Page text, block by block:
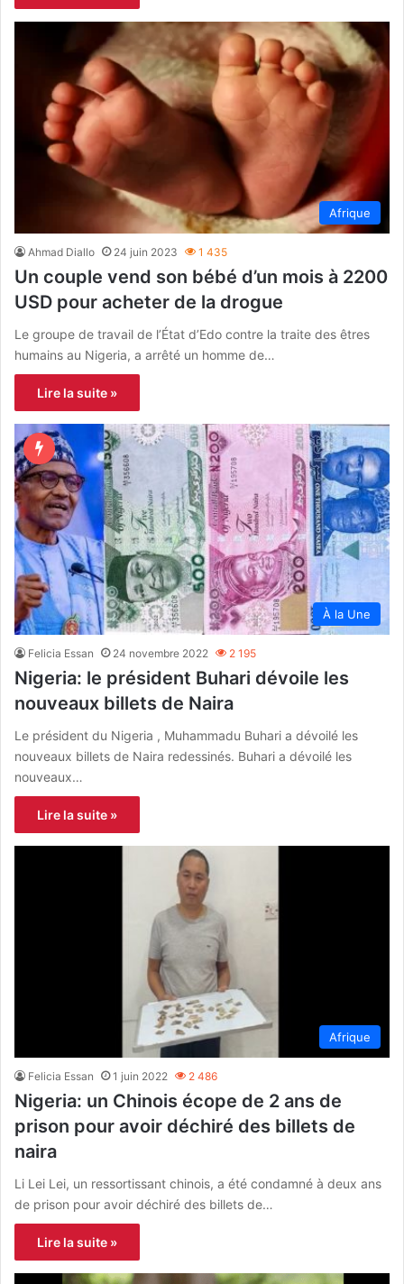
Afrique
Ahmad Diallo 24 juin 2023 1 435
Un couple vend son bébé d’un mois à 2200
USD pour acheter de la drogue
Le groupe de travail de l’État d’Edo contre la traite des êtres
humains au Nigeria, a arrêté un homme de…
Lire la suite »
À la Une
Felicia Essan 24 novembre 2022 2 195
Nigeria: le président Buhari dévoile les
nouveaux billets de Naira
Le président du Nigeria , Muhammadu Buhari a dévoilé les
nouveaux billets de Naira redessinés. Buhari a dévoilé les
nouveaux…
Lire la suite »
Afrique
Felicia Essan 1 juin 2022 2 486
Nigeria: un Chinois écope de 2 ans de
prison pour avoir déchiré des billets de
naira
Li Lei Lei, un ressortissant chinois, a été condamné à deux ans
de prison pour avoir déchiré des billets de…
Lire la suite »